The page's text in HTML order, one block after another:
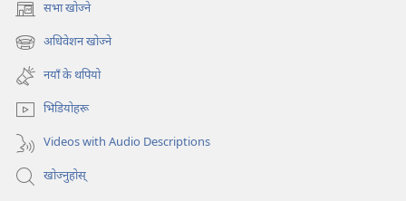
सभा खोज्ने
(ब्राउजरको
अर्को
ट्याबमा
नयाँ
पृष्ठ
खुल्नेछ)
अधिवेशन खोज्ने
(ब्राउजरको
अर्को
ट्याबमा
नयाँ
पृष्ठ
खुल्नेछ)
नयाँ के थपियो
भिडियोहरू
Videos with Audio Descriptions
खोज्नुहोस्‌